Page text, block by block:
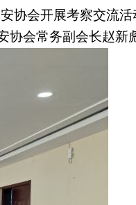
协会开展考察交流
会常务副会长赵新